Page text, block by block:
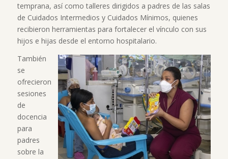
temprana, así como talleres dirigidos a padres de las salas
de Cuidados Intermedios y Cuidados Mínimos, quienes
recibieron herramientas para fortalecer el vínculo con sus
hijos e hijas desde el entorno hospitalario.
También
se
ofrecieron
sesiones
de
docencia
para
padres
sobre la